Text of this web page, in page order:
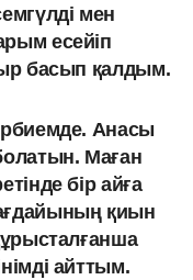
мен
есейіп
басып қалдым.
Анасы
Маған
бір айға
қиын
айттым.